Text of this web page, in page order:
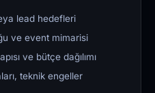
lead hedefleri
ve event mimarisi
ve bütçe dağılımı
teknik engeller